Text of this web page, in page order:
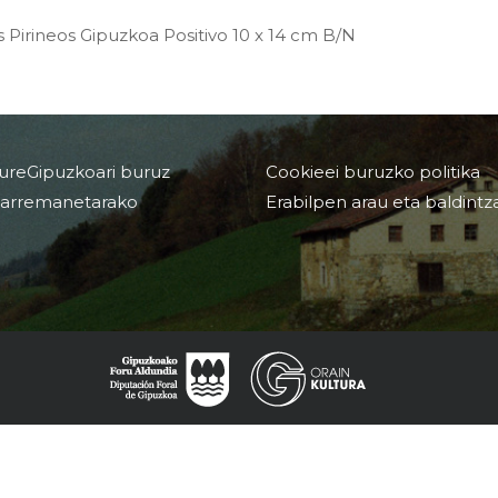
Gipuzkoa Positivo 10 x 14 cm B/N
buruz
Cookieei buruzko politika
Erabilpen arau eta